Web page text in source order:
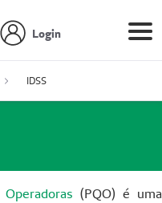
Login
IDSS
(PQO) é uma